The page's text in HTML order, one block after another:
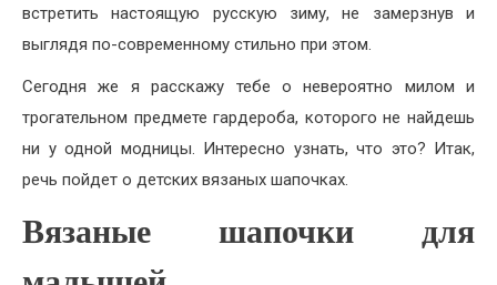
встретить настоящую русскую зиму, не замерзнув и
выглядя по-современному стильно при этом.
Сегодня же я расскажу тебе о невероятно милом и
трогательном предмете гардероба, которого не найдешь
ни у одной модницы. Интересно узнать, что это? Итак,
речь пойдет о детских вязаных шапочках.
Вязаные шапочки для